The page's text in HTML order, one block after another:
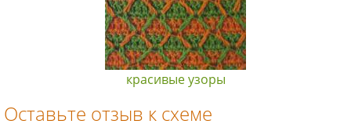
красивые узоры
Оставьте отзыв к схеме